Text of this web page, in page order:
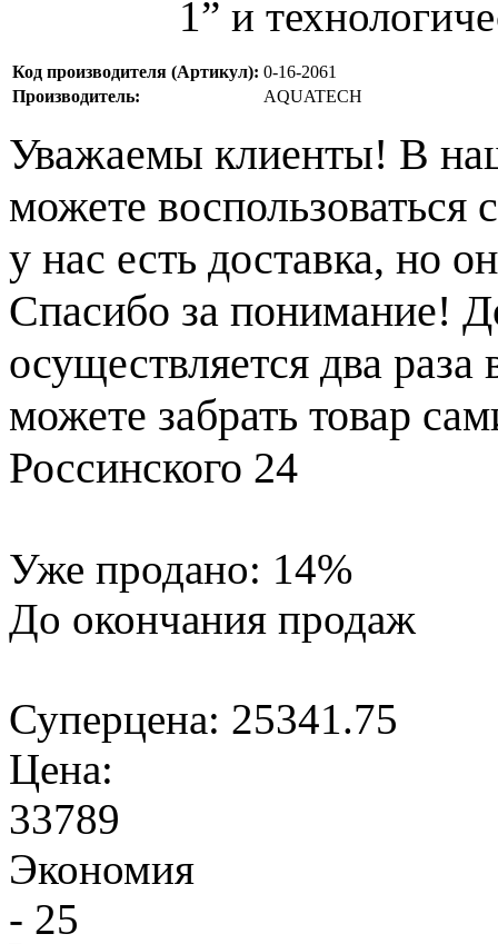
1” и
Код производителя (Артикул): 0-16-2061
Производитель:
AQUATECH
Уважаемы клиенты! В
можете воспользоваться
у нас есть доставка, но
Спасибо за понимание!
осуществляется два
можете забрать товар
Россинского 24
Уже продано: 14%
До окончания продаж
Суперцена: 25341.75
Цена:
33789
Экономия
- 25